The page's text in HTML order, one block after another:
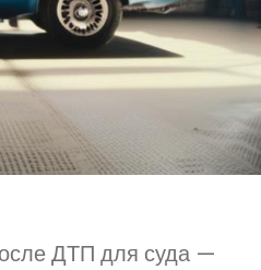
ДТП для суда —